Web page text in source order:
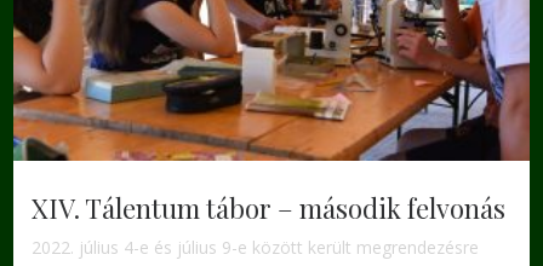
XIV. Tálentum tábor – második felvonás
2022. július 4-e és július 9-e között került megrendezésre